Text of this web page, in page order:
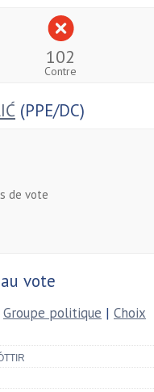
102
Contre
(PPE/DC)
de vote
vote
Groupe politique | Choix